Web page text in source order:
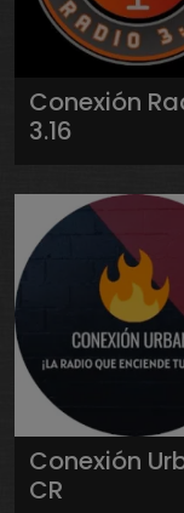
Conexión
3.16
Conexión
CR